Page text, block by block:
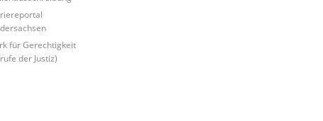
für Gerechtigkeit
der Justiz)